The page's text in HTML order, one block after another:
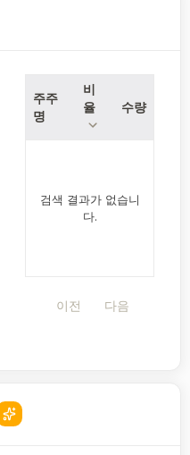
주주
명
비
율
수량
검색 결과가 없습니
다.
이전 다음